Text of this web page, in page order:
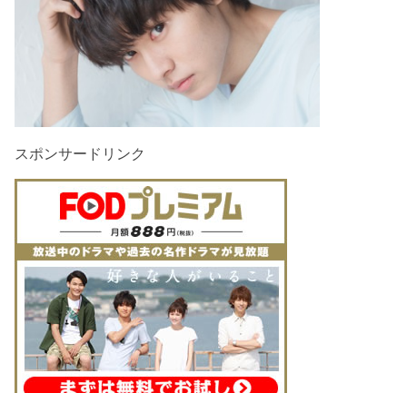
スポンサードリンク